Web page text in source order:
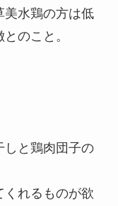
美水鶏の方は低
のこと。
しと鶏肉団子の
くれるものが欲